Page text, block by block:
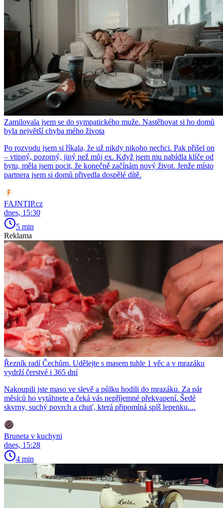
Zamilovala jsem se do sympatického muže. Nastěhovat si ho domů
byla největší chyba mého života
Po rozvodu jsem si říkala, že už nikdy nikoho nechci. Pak přišel on
– vtipný, pozorný, jiný než můj ex. Když jsem mu nabídla klíče od
bytu, měla jsem pocit, že konečně začínám nový život. Jenže místo
partnera jsem si domů přivedla dospělé dítě.
FAJNTIP.cz
dnes, 15:30
5 min
Reklama
Řezník radí Čechům. Udělejte s masem tuhle 1 věc a v mrazáku
vydrží čerstvé i 365 dní
Nakoupili jste maso ve slevě a půlku hodili do mrazáku. Za pár
měsíců ho vytáhnete a čeká vás nepříjemné překvapení. Šedé
skvrny, suchý povrch a chuť, která připomíná spíš lepenku....
Bruneta v kuchyni
dnes, 15:28
4 min